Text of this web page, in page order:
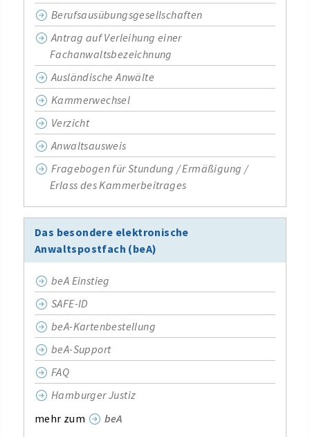
Berufsausübungsgesellschaften
Antrag auf Verleihung einer
Fachanwaltsbezeichnung
Ausländische Anwälte
Kammerwechsel
Verzicht
Anwaltsausweis
Fragebogen für Stundung / Ermäßigung /
Erlass des Kammerbeitrages
Das besondere elektronische
Anwaltspostfach (beA)
beA Einstieg
SAFE-ID
beA-Kartenbestellung
beA-Support
FAQ
Hamburger Justiz
mehr zum
beA